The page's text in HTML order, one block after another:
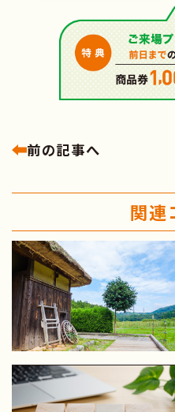
前の記事へ
関連